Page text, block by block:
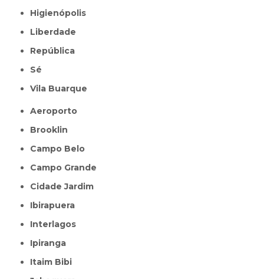
Higienópolis
Liberdade
República
Sé
Vila Buarque
Aeroporto
Brooklin
Campo Belo
Campo Grande
Cidade Jardim
Ibirapuera
Interlagos
Ipiranga
Itaim Bibi